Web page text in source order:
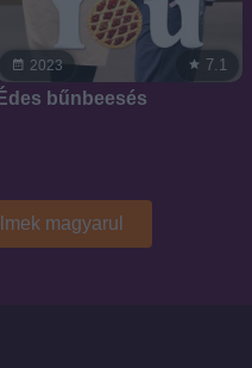
2023 7.1
Édes bűnbeesés
magyarul